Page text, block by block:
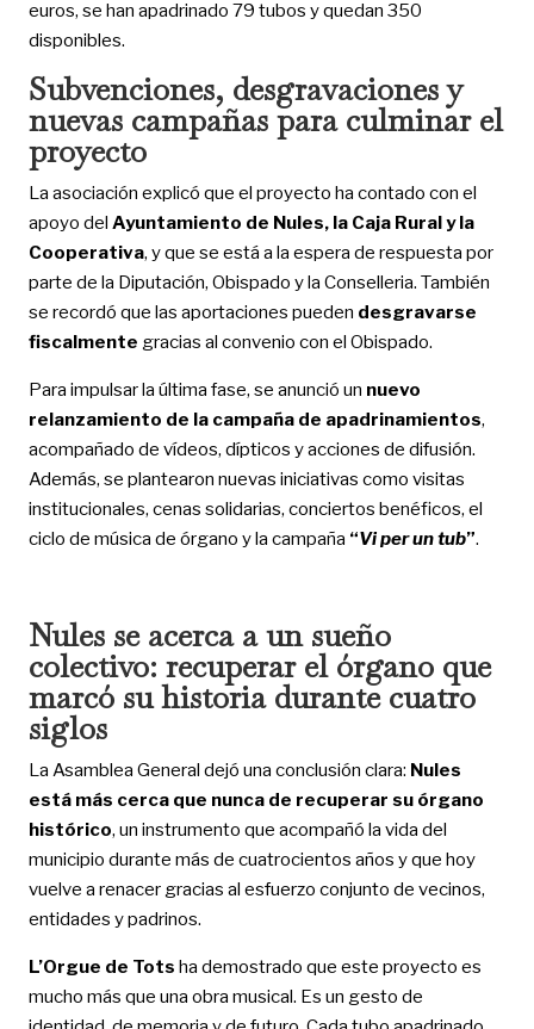
euros, se han apadrinado 79 tubos y quedan 350
disponibles.
Subvenciones, desgravaciones y
nuevas campañas para culminar el
proyecto
La asociación explicó que el proyecto ha contado con el
apoyo del Ayuntamiento de Nules, la Caja Rural y la
Cooperativa, y que se está a la espera de respuesta por
parte de la Diputación, Obispado y la Conselleria. También
se recordó que las aportaciones pueden desgravarse
fiscalmente gracias al convenio con el Obispado.
Para impulsar la última fase, se anunció un nuevo
relanzamiento de la campaña de apadrinamientos,
acompañado de vídeos, dípticos y acciones de difusión.
Además, se plantearon nuevas iniciativas como visitas
institucionales, cenas solidarias, conciertos benéficos, el
ciclo de música de órgano y la campaña “Vi per un tub”.
Nules se acerca a un sueño
colectivo: recuperar el órgano que
marcó su historia durante cuatro
siglos
La Asamblea General dejó una conclusión clara: Nules
está más cerca que nunca de recuperar su órgano
histórico, un instrumento que acompañó la vida del
municipio durante más de cuatrocientos años y que hoy
vuelve a renacer gracias al esfuerzo conjunto de vecinos,
entidades y padrinos.
L’Orgue de Tots ha demostrado que este proyecto es
mucho más que una obra musical. Es un gesto de